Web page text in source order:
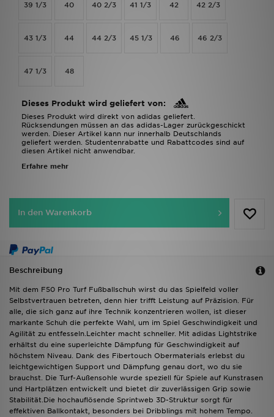
39 1/3 40 40 2/3 41 1/3 42 42 2/3
43 1/3 44 44 2/3 45 1/3 46 46 2/3
47 1/3 48
Dieses Produkt wird geliefert von:
Dieses Produkt wird direkt von adidas geliefert.
Rücksendungen müssen an das adidas-Lager zurückgeschickt
werden. Dieser Artikel kann nur innerhalb Deutschlands
geliefert werden. Studentenrabatte und Rabattcodes sind auf
diesen Artikel nicht anwendbar.
Erfahre mehr
In den Warenkorb
Beschreibung
Mit dem F50 Pro Turf Fußballschuh wirst du das Spielfeld voller
Selbstvertrauen betreten, denn hier trifft Leistung auf Präzision. Für
alle, die sich ganz auf ihre Technik konzentrieren wollen, ist dieser
markante Schuh die perfekte Wahl, um im Spiel Geschwindigkeit und
Agilität zu entfesseln.Leichter macht schneller. Mit adidas Lightstrike
erhältst du eine superleichte Dämpfung für Geschwindigkeit auf
höchstem Niveau. Dank des Fibertouch Obermaterials erlebst du
leichtgewichtigen Support und Dämpfung genau dort, wo du sie
brauchst. Die Turf-Außensohle wurde speziell für Spiele auf Kunstrasen
und Hartplätzen entwickelt und bietet dir zuverlässigen Grip sowie
Stabilität.Die hochauflösende Sprintweb 3D-Struktur sorgt für
effektiven Ballkontakt, besonders bei Dribblings mit hohem Tempo.
Studenten
Blog